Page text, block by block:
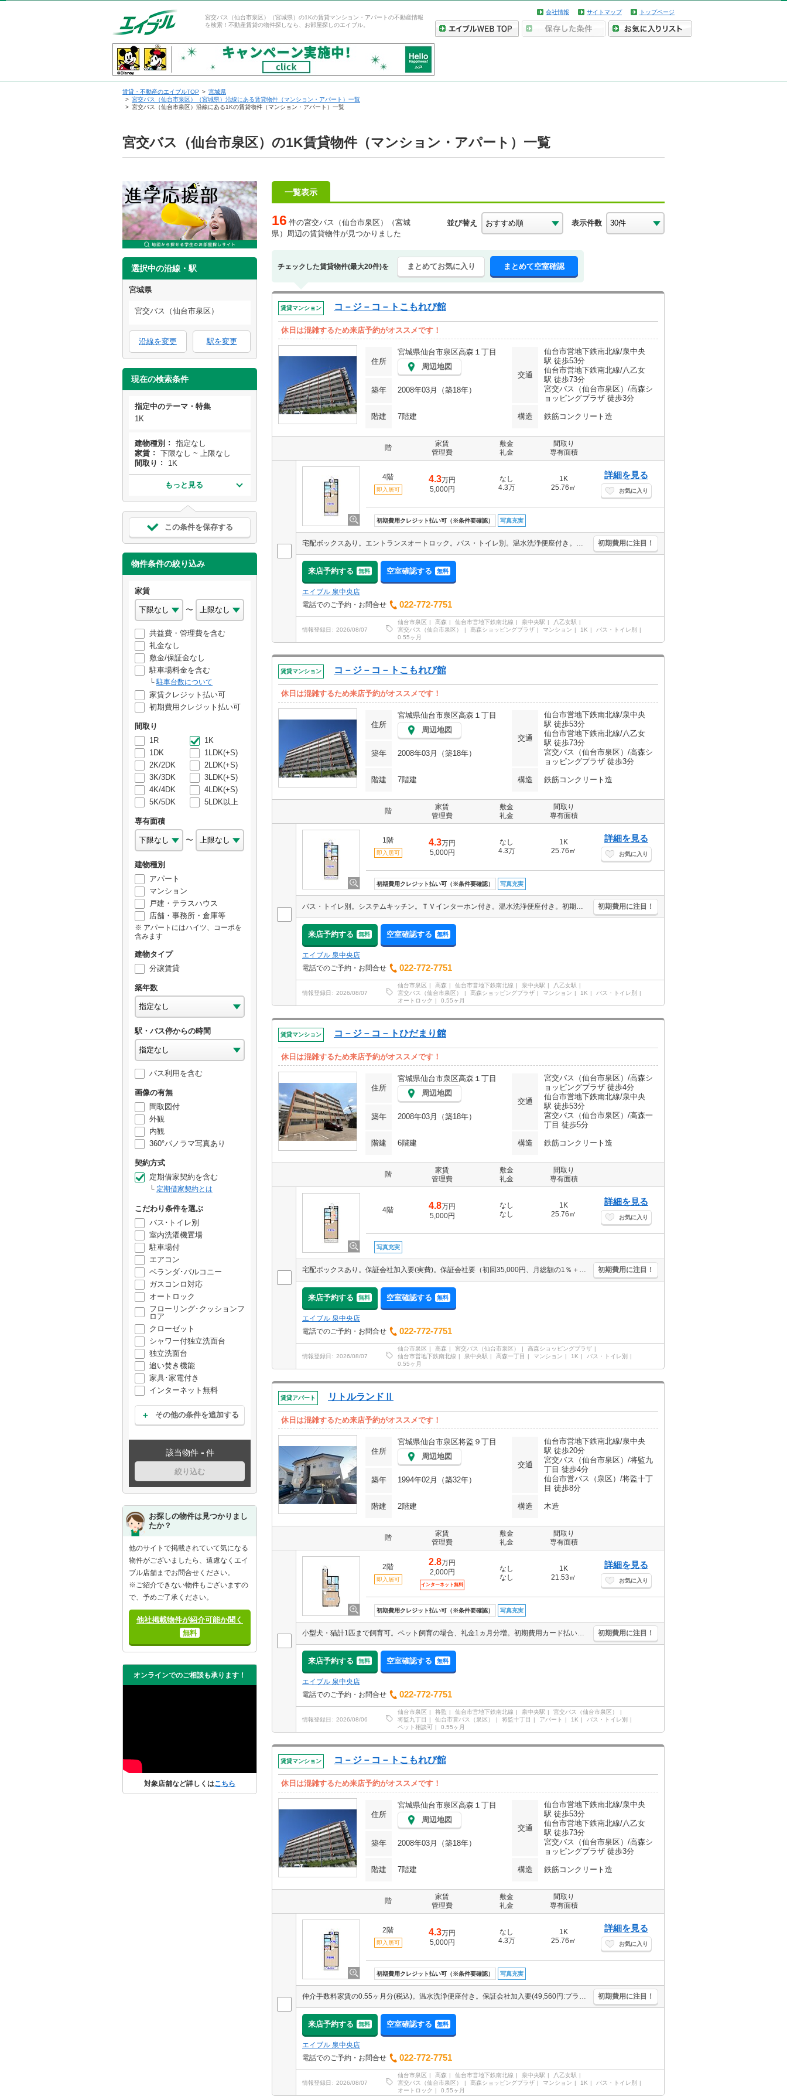
宮交バス（仙台市泉区）（宮城県）の1Kの賃貸マンション・アパートの不動産情報
を検索！不動産賃貸の物件探しなら、お部屋探しのエイブル。
会社情報 サイトマップ トップページ
賃貸・不動産のエイブルTOP
宮城県
宮交バス（仙台市泉区）（宮城県）沿線にある賃貸物件（マンション・アパート）一覧
宮交バス（仙台市泉区）沿線にある1Kの賃貸物件（マンション・アパート）一覧
宮交バス（仙台市泉区）の1K賃貸物件（マンション・アパート）一覧
選択中の沿線・駅
宮城県
宮交バス（仙台市泉区）
沿線を変更 駅を変更
現在の検索条件
指定中のテーマ・特集
1K
建物種別
指定なし
家賃
下限なし ~ 上限なし
間取り
1K
もっと見る
この条件を保存する
物件条件の絞り込み
家賃
〜
共益費・管理費を含む
礼金なし
敷金/保証金なし
駐車場料金を含む
駐車台数について
家賃クレジット払い可
初期費用クレジット払い可
間取り
1R
1K
1DK
1LDK(+S)
2K/2DK
2LDK(+S)
3K/3DK
3LDK(+S)
4K/4DK
4LDK(+S)
5K/5DK
5LDK以上
専有面積
〜
建物種別
アパート
マンション
戸建・テラスハウス
店舗・事務所・倉庫等
アパートにはハイツ、コーポを
含みます
建物タイプ
分譲賃貸
築年数
駅・バス停からの時間
バス利用を含む
画像の有無
間取図付
外観
内観
360°パノラマ写真あり
契約方式
定期借家契約を含む
定期借家契約とは
こだわり条件を選ぶ
バス･トイレ別
室内洗濯機置場
駐車場付
エアコン
ベランダ･バルコニー
ガスコンロ対応
オートロック
フローリング･クッションフ
ロア
クローゼット
シャワー付独立洗面台
独立洗面台
追い焚き機能
家具･家電付き
インターネット無料
その他の条件を追加する
該当物件 - 件
絞り込む
お探しの物件は見つかりまし
たか？
他のサイトで掲載されていて気になる
物件がございましたら、遠慮なくエイ
ブル店舗までお問合せください。
※ご紹介できない物件もございますの
で、予めご了承ください。
他社掲載物件が紹介可能か聞く
無料
オンラインでのご相談も承ります！
対象店舗など詳しくはこちら
一覧表示
16 件の宮交バス（仙台市泉区）（宮城
県）周辺の賃貸物件が見つかりました
並び替え 表示件数
チェックした賃貸物件(最大20件)を まとめてお気に入り まとめて空室確認
賃貸マンション コ－ジ－コ－トこもれび館
休日は混雑するため来店予約がオススメです！
住所
宮城県仙台市泉区高森１丁目
周辺地図
交通
仙台市営地下鉄南北線/泉中央
駅 徒歩53分
仙台市営地下鉄南北線/八乙女
駅 徒歩73分
宮交バス（仙台市泉区）/高森シ
ョッピングプラザ 徒歩3分
築年 2008年03月（築18年）
階建 7階建 構造 鉄筋コンクリート造
階
家賃
管理費
敷金
礼金
間取り
専有面積
4階
即入居可
4.3万円
5,000円
なし
4.3万
1K
25.76㎡
詳細を見る
お気に入り
初期費用クレジット払い可（※条件要確認） 写真充実
宅配ボックスあり。エントランスオートロック。バス・トイレ別。温水洗浄便座付き。追焚給湯。エレベーターあり。初期費用カード払い可。保証会社加入要(49,560円:プラン一例)。 初期費用に注目！
来店予約する 無料 空室確認する 無料
エイブル 泉中央店
電話でのご予約・お問合せ
022-772-7751
情報登録日 2026/08/07
仙台市泉区 高森 仙台市営地下鉄南北線 泉中央駅
八乙女駅
宮交バス（仙台市泉区）
高森ショッピングプラザ マンション 1K
バス・トイレ別
0.55ヶ月
賃貸マンション コ－ジ－コ－トこもれび館
休日は混雑するため来店予約がオススメです！
住所
宮城県仙台市泉区高森１丁目
周辺地図
交通
仙台市営地下鉄南北線/泉中央
駅 徒歩53分
仙台市営地下鉄南北線/八乙女
駅 徒歩73分
宮交バス（仙台市泉区）/高森シ
ョッピングプラザ 徒歩3分
築年 2008年03月（築18年）
階建 7階建 構造 鉄筋コンクリート造
階
家賃
管理費
敷金
礼金
間取り
専有面積
1階
即入居可
4.3万円
5,000円
なし
4.3万
1K
25.76㎡
詳細を見る
お気に入り
初期費用クレジット払い可（※条件要確認） 写真充実
バス・トイレ別。システムキッチン。ＴＶインターホン付き。温水洗浄便座付き。初期費用カード払い可。宅配ボックスあり。保証会社加入要(49,560円:プラン一例)。 初期費用に注目！
来店予約する 無料 空室確認する 無料
エイブル 泉中央店
電話でのご予約・お問合せ
022-772-7751
情報登録日 2026/08/07
仙台市泉区 高森 仙台市営地下鉄南北線 泉中央駅
八乙女駅
宮交バス（仙台市泉区）
高森ショッピングプラザ マンション 1K
バス・トイレ別
オートロック
0.55ヶ月
賃貸マンション コ－ジ－コ－トひだまり館
休日は混雑するため来店予約がオススメです！
住所
宮城県仙台市泉区高森１丁目
周辺地図
交通
宮交バス（仙台市泉区）/高森シ
ョッピングプラザ 徒歩4分
仙台市営地下鉄南北線/泉中央
駅 徒歩53分
宮交バス（仙台市泉区）/高森一
丁目 徒歩5分
築年 2008年03月（築18年）
階建 6階建 構造 鉄筋コンクリート造
階
家賃
管理費
敷金
礼金
間取り
専有面積
4階 4.8万円
5,000円
なし
なし
1K
25.76㎡
詳細を見る
お気に入り
写真充実
宅配ボックスあり。保証会社加入要(実費)。保証会社要（初回35,000円、月総額の1％＋800円/月）。エアコン1基付き。TVインターホン付き。温水洗浄便座付き。仲介手数料家賃の0.55ヵ月分。 初期費用に注目！
来店予約する 無料 空室確認する 無料
エイブル 泉中央店
電話でのご予約・お問合せ
022-772-7751
情報登録日 2026/08/07
仙台市泉区 高森 宮交バス（仙台市泉区）
高森ショッピングプラザ
仙台市営地下鉄南北線
泉中央駅 高森一丁目 マンション 1K
バス・トイレ別
0.55ヶ月
賃貸アパート リトルランドⅡ
休日は混雑するため来店予約がオススメです！
住所
宮城県仙台市泉区将監９丁目
周辺地図
交通
仙台市営地下鉄南北線/泉中央
駅 徒歩20分
宮交バス（仙台市泉区）/将監九
丁目 徒歩4分
仙台市営バス（泉区）/将監十丁
目 徒歩8分
築年 1994年02月（築32年）
階建 2階建 構造 木造
階
家賃
管理費
敷金
礼金
間取り
専有面積
2階
即入居可
2.8万円
2,000円
インターネット無料
なし
なし
1K
21.53㎡
詳細を見る
お気に入り
初期費用クレジット払い可（※条件要確認） 写真充実
小型犬・猫計1匹まで飼育可。ペット飼育の場合、礼金1ヵ月分増。初期費用カード払い可。TVインターホン付き。エアコン1基付き。温水洗浄便座付き。追焚給湯。インターネット無料。 初期費用に注目！
来店予約する 無料 空室確認する 無料
エイブル 泉中央店
電話でのご予約・お問合せ
022-772-7751
情報登録日 2026/08/06
仙台市泉区 将監 仙台市営地下鉄南北線 泉中央駅
宮交バス（仙台市泉区）
将監九丁目
仙台市営バス（泉区） 将監十丁目 アパート 1K
バス・トイレ別
ペット相談可
0.55ヶ月
賃貸マンション コ－ジ－コ－トこもれび館
休日は混雑するため来店予約がオススメです！
住所
宮城県仙台市泉区高森１丁目
周辺地図
交通
仙台市営地下鉄南北線/泉中央
駅 徒歩53分
仙台市営地下鉄南北線/八乙女
駅 徒歩73分
宮交バス（仙台市泉区）/高森シ
ョッピングプラザ 徒歩3分
築年 2008年03月（築18年）
階建 7階建 構造 鉄筋コンクリート造
階
家賃
管理費
敷金
礼金
間取り
専有面積
2階
即入居可
4.3万円
5,000円
なし
4.3万
1K
25.76㎡
詳細を見る
お気に入り
初期費用クレジット払い可（※条件要確認） 写真充実
仲介手数料家賃の0.55ヶ月分(税込)。温水洗浄便座付き。保証会社加入要(49,560円:プラン一例)。エアコン1基付き。宅配ボックスあり。暖房便座付き。システムキッチン。TVインターホン付き。 初期費用に注目！
来店予約する 無料 空室確認する 無料
エイブル 泉中央店
電話でのご予約・お問合せ
022-772-7751
情報登録日 2026/08/07
仙台市泉区 高森 仙台市営地下鉄南北線 泉中央駅
八乙女駅
宮交バス（仙台市泉区）
高森ショッピングプラザ マンション 1K
バス・トイレ別
オートロック
0.55ヶ月